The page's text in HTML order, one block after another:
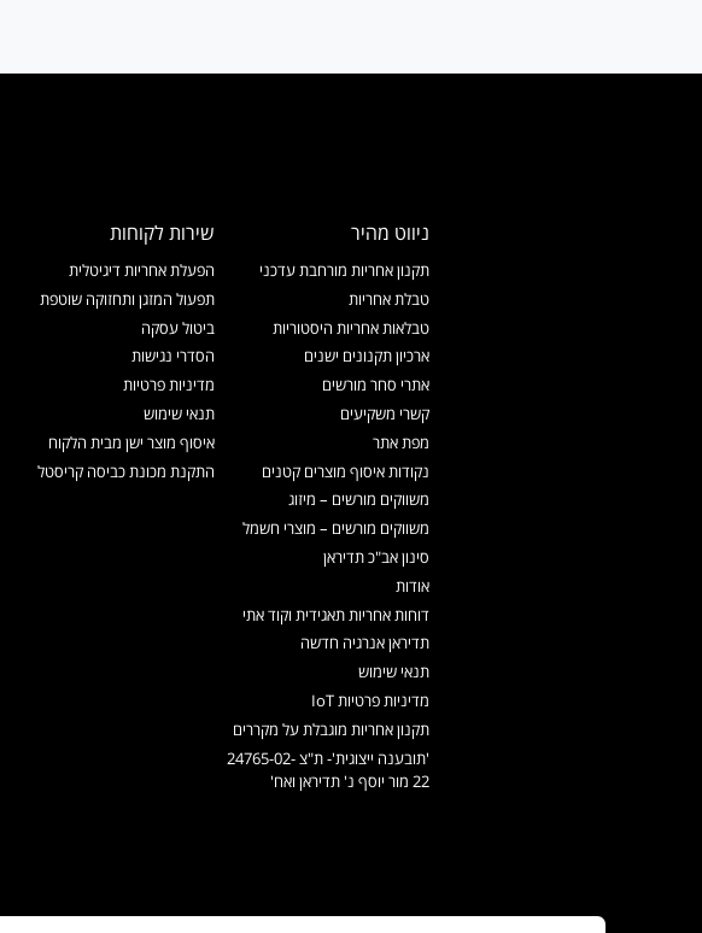
ניווט מהיר
תקנון אחריות מורחבת עדכני
טבלת אחריות
טבלאות אחריות היסטוריות
ארכיון תקנונים ישנים
אתרי סחר מורשים
קשרי משקיעים
מפת אתר
נקודות איסוף מוצרים קטנים
משווקים מורשים – מיזוג
משווקים מורשים – מוצרי חשמל
סינון אב"כ תדיראן
אודות
דוחות אחריות תאגידית וקוד אתי
תדיראן אנרגיה חדשה
תנאי שימוש
מדיניות פרטיות IoT
תקנון אחריות מוגבלת על מקררים
'תובענה ייצוגית'- ת"צ 24765-02-
22 מור יוסף נ' תדיראן ואח'
שירות לקוחות
הפעלת אחריות דיגיטלית
תפעול המזגן ותחזוקה שוטפת
ביטול עסקה
הסדרי נגישות
מדיניות פרטיות
תנאי שימוש
איסוף מוצר ישן מבית הלקוח
התקנת מכונת כביסה קריסטל